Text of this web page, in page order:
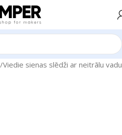
/Viedie sienas slēdži ar neitrālu vadu